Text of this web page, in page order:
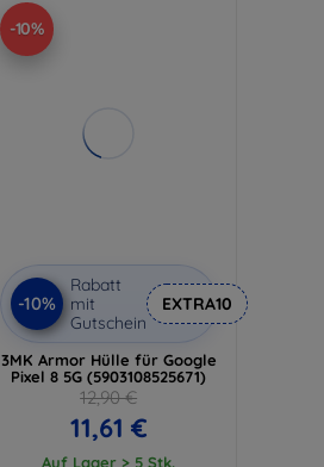
-10%
-10%
Rabatt
mit
Gutschein
EXTRA10
3MK Armor Hülle für Google
Pixel 8 5G (5903108525671)
12,90 €
11,61 €
Auf Lager > 5 Stk.